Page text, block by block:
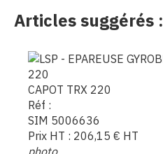
Articles suggérés :
CAPOT TRX 220
Réf :
SIM 5006636
Prix HT : 206,15 € HT
photo